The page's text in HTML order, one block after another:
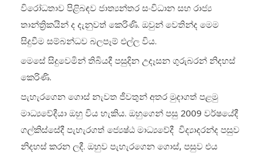
විරෝධතාව පිළිබඳව ජාත්‍යන්තර සංවිධාන සහ රාජ්‍ය
තාන්ත්‍රිකයින් ද දැනුවත් කෙරිණි. ඔවුන් වෙතින්ද මෙම
සිදුවීම සම්බන්ධව බලපෑම් එල්ල විය.
මෙසේ සිදුවෙමින් තිබියදී පසුදින උදෑසන ගුරුබරන් නිදහස්
කෙරිණි.
පැහැරගෙන ගොස් නැවත ජීවතුන් අතර මුදාගත් පළමු
මාධ්‍යවේදීයා ඔහු විය හැකිය. ඔහුගෙන් පසු 2009 වර්ෂයේදී
ගල්කිස්සේදී පැහැරගත් ජ්‍යෙෂ්ඨ මාධ්‍යවේදී විද්‍යාදරන්ද පසුව
නිදහස් කරන ලදී. ඔහුව පැහැරගෙන ගොස්, පසුව එය